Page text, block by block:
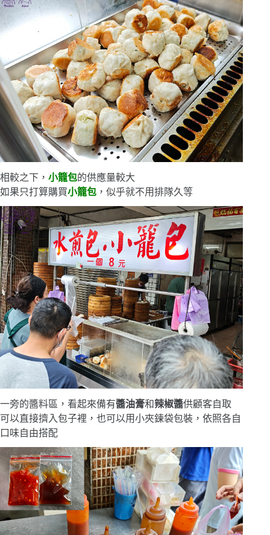
相較之下， 小籠包的供應量較大
如果只打算購買小籠包 ，似乎就不用排隊久等
一旁的醬料區，看起來備有醬油膏和辣椒醬供顧客自取
可以直接擠入包子裡，也可以用小夾鍊袋包裝，依照各自
口味自由搭配